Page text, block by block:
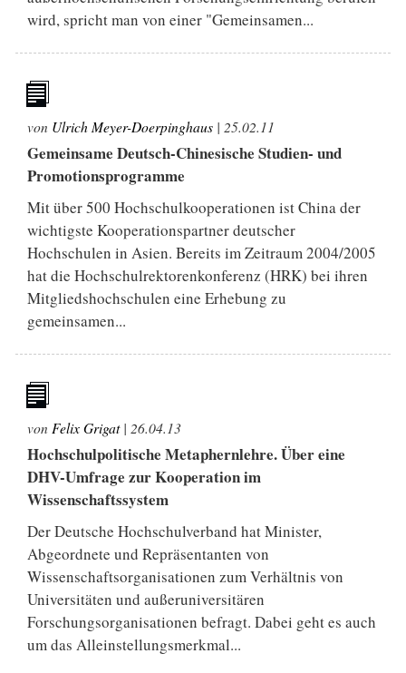
wird, spricht man von einer "Gemeinsamen...
von Ulrich Meyer-Doerpinghaus | 25.02.11
Gemeinsame Deutsch-Chinesische Studien- und
Promotionsprogramme
Mit über 500 Hochschulkooperationen ist China der
wichtigste Kooperationspartner deutscher
Hochschulen in Asien. Bereits im Zeitraum 2004/2005
hat die Hochschulrektorenkonferenz (HRK) bei ihren
Mitgliedshochschulen eine Erhebung zu
gemeinsamen...
von Felix Grigat| 26.04.13
Hochschulpolitische Metaphernlehre. Über eine
DHV-Umfrage zur Kooperation im
Wissenschaftssystem
Der Deutsche Hochschulverband hat Minister,
Abgeordnete und Repräsentanten von
Wissenschaftsorganisationen zum Verhältnis von
Universitäten und außeruniversitären
Forschungsorganisationen befragt. Dabei geht es auch
um das Alleinstellungsmerkmal...